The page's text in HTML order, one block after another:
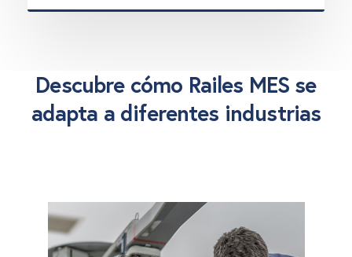
Descubre cómo Railes MES se
adapta a diferentes industrias